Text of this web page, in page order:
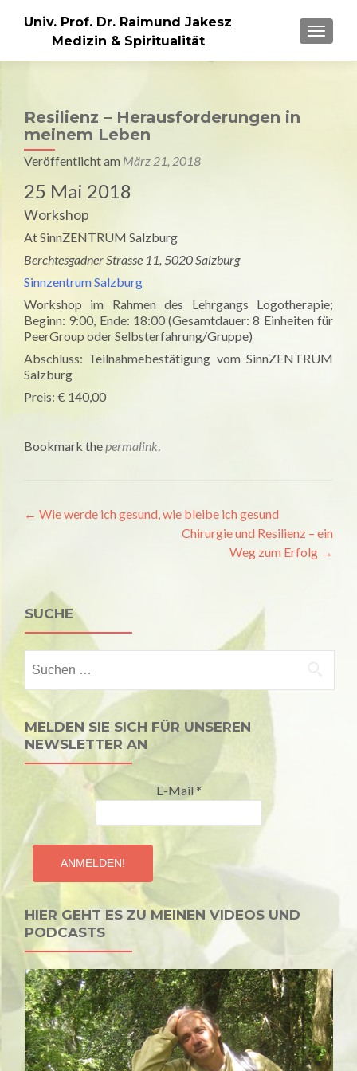
MENU
Univ. Prof. Dr. Raimund Jakesz
Medizin & Spiritualität
Resilienz – Herausforderungen in
meinem Leben
Veröffentlicht am März 21, 2018
25 Mai 2018
Workshop
At SinnZENTRUM Salzburg
Berchtesgadner Strasse 11, 5020 Salzburg
Sinnzentrum Salzburg
Workshop im Rahmen des Lehrgangs Logotherapie;
Beginn: 9:00, Ende: 18:00 (Gesamtdauer: 8 Einheiten für
PeerGroup oder Selbsterfahrung/Gruppe)
Abschluss: Teilnahmebestätigung vom SinnZENTRUM
Salzburg
Preis: € 140,00
Bookmark thepermalink.
Artikel-
← Wie werde ich gesund, wie bleibe ich gesund
Chirurgie und Resilienz – ein
Weg zum Erfolg →
SUCHE
nach:
MELDEN SIE SICH FÜR UNSEREN
NEWSLETTER AN
E-Mail *
HIER GEHT ES ZU MEINEN VIDEOS UND
PODCASTS